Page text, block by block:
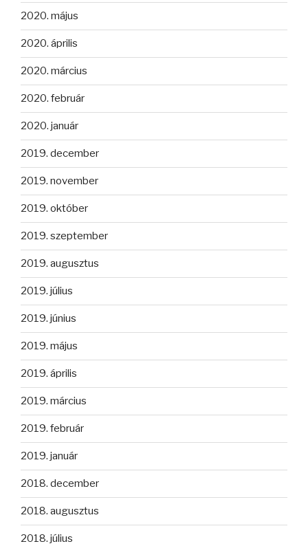
2020. május
2020. április
2020. március
2020. február
2020. január
2019. december
2019. november
2019. október
2019. szeptember
2019. augusztus
2019. július
2019. június
2019. május
2019. április
2019. március
2019. február
2019. január
2018. december
2018. augusztus
2018. július